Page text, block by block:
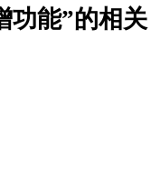
功能”的相关